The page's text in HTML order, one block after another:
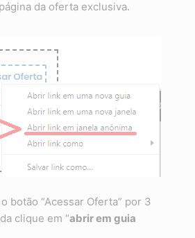
da oferta exclusiva.
botão “Acessar Oferta” por 3
clique em “abrir em guia